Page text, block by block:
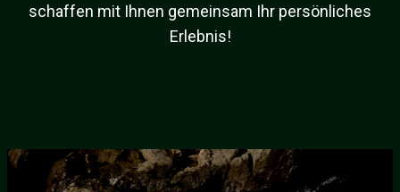
schaffen mit Ihnen gemeinsam Ihr persönliches
Erlebnis!